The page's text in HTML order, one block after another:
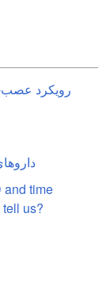
رویکرد عصب-
and time
us?